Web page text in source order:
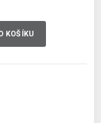
KOŠÍKU